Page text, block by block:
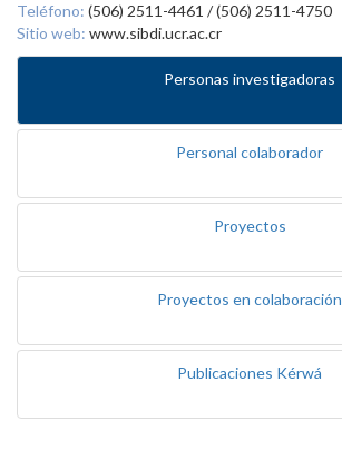
Teléfono: (506) 2511-4461 / (506) 2511-4750
Sitio web: www.sibdi.ucr.ac.cr
Personas investigadoras
Personal colaborador
Proyectos
Proyectos en colaboración
Publicaciones Kérwá